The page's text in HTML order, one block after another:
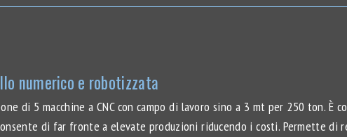
numerico e robotizzata
di 5 macchine a CNC con campo di lavoro sino a 3 mt per 250 ton.
di far fronte a elevate produzioni riducendo i costi. Permette